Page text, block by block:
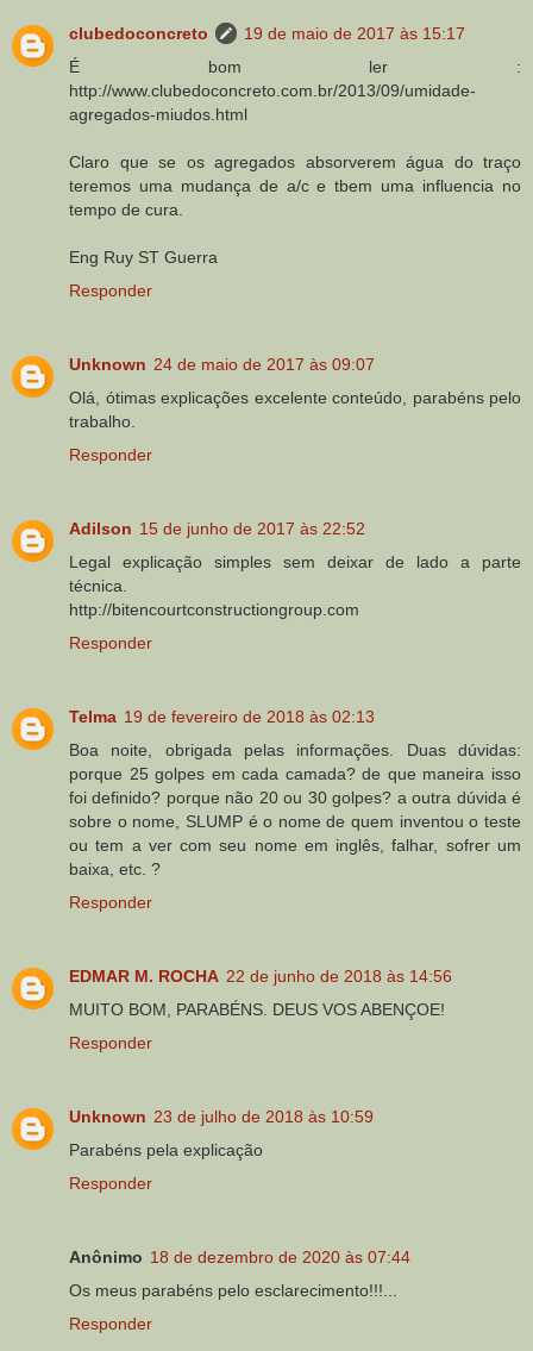
clubedoconcreto
19 de maio de 2017 às 15:17
É bom ler :
http://www.clubedoconcreto.com.br/2013/09/umidade-
agregados-miudos.html
Claro que se os agregados absorverem água do traço
teremos uma mudança de a/c e tbem uma influencia no
tempo de cura.
Eng Ruy ST Guerra
Responder
Unknown 24 de maio de 2017 às 09:07
Olá, ótimas explicações excelente conteúdo, parabéns pelo
trabalho.
Responder
Adilson 15 de junho de 2017 às 22:52
Legal explicação simples sem deixar de lado a parte
técnica.
http://bitencourtconstructiongroup.com
Responder
Telma 19 de fevereiro de 2018 às 02:13
Boa noite, obrigada pelas informações. Duas dúvidas:
porque 25 golpes em cada camada? de que maneira isso
foi definido? porque não 20 ou 30 golpes? a outra dúvida é
sobre o nome, SLUMP é o nome de quem inventou o teste
ou tem a ver com seu nome em inglês, falhar, sofrer um
baixa, etc. ?
Responder
EDMAR M. ROCHA 22 de junho de 2018 às 14:56
MUITO BOM, PARABÉNS. DEUS VOS ABENÇOE!
Responder
Unknown 23 de julho de 2018 às 10:59
Parabéns pela explicação
Responder
Anônimo 18 de dezembro de 2020 às 07:44
Os meus parabéns pelo esclarecimento!!!...
Responder